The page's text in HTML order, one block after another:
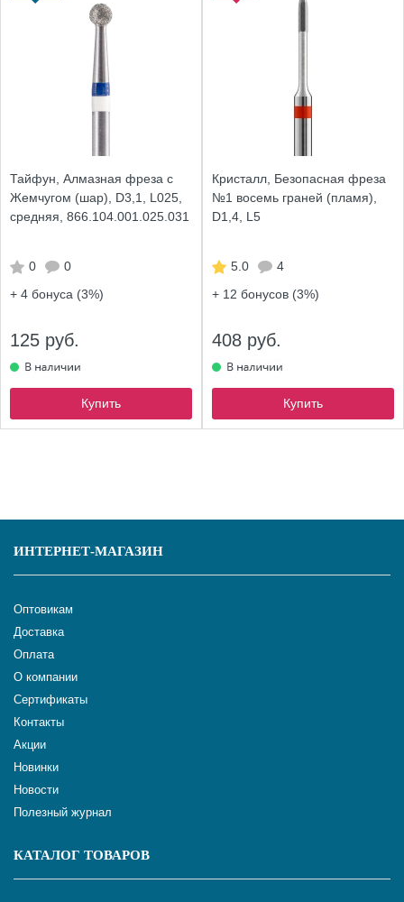
Тайфун, Алмазная фреза с
Жемчугом (шар), D3,1, L025,
средняя, 866.104.001.025.031
0
0
+ 4 бонуса (3%)
125 руб.
Купить
Кристалл, Безопасная фреза
№1 восемь граней (пламя),
D1,4, L5
5.0
4
+ 12 бонусов (3%)
408 руб.
Купить
ИНТЕРНЕТ-МАГАЗИН
Оптовикам
Доставка
Оплата
О компании
Сертификаты
Контакты
Акции
Новинки
Новости
Полезный журнал
КАТАЛОГ ТОВАРОВ